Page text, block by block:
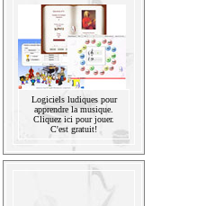
Logiciels ludiques pour
apprendre la musique.
Cliquez ici pour jouer.
C'est gratuit!